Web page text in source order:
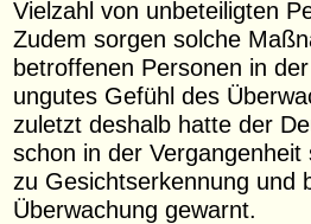
Vielzahl von unbetei­ligten
Zudem sorgen solche
betroffenen Personen in
ungutes Gefühl des
zuletzt deshalb hatte der
schon in der
zu Gesichts­er­kennung und
Überwachung gewarnt.